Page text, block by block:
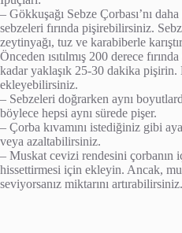
– Gökkuşağı Sebze Çorbası’nı
sebzeleri fırında pişirebilirsiniz.
zeytinyağı, tuz ve karabiberle
Önceden ısıtılmış 200 derece
kadar yaklaşık 25-30 dakika pişirin.
ekleyebilirsiniz.
– Sebzeleri doğrarken aynı
böylece hepsi aynı sürede pişer.
– Çorba kıvamını istediğiniz gibi
veya azaltabilirsiniz.
– Muskat cevizi rendesini çorbanın
hissettirmesi için ekleyin. Ancak,
seviyorsanız miktarını artırabilirsiniz.